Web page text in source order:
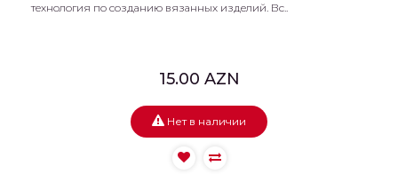
технология по созданию вязанных изделий. Вс..
15.00 AZN
Нет в наличии